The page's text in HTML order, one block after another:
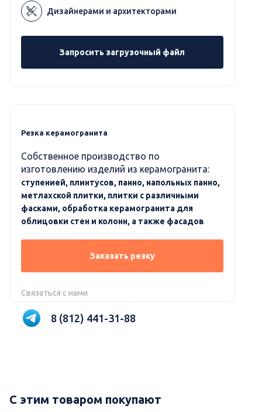
Дизайнерами и архитекторами
Запросить загрузочный файл
Резка керамогранита
Собственное производство по
изготовлению изделий из керамогранита:
ступенией, плинтусов, панно, напольных панно,
метлахской плитки, плитки с различными
фасками, обработка керамогранита для
облицовки стен и колонн, а также фасадов
Заказать резку
Связаться с нами
8 (812) 441-31-88
С этим товаром покупают